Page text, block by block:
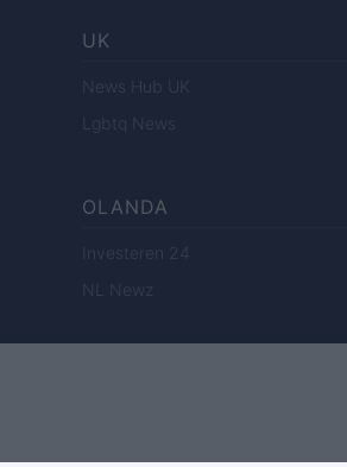
UK
News Hub UK
Lgbtq News
OLANDA
Investeren 24
NL Newz